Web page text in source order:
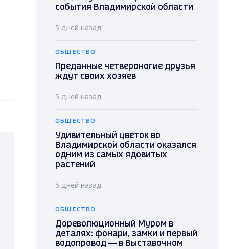
события Владимирской области
5 дней назад
ОБЩЕСТВО
Преданные четвероногие друзья
ждут своих хозяев
5 дней назад
ОБЩЕСТВО
Удивительный цветок во
Владимирской области оказался
одним из самых ядовитых
растений
5 дней назад
ОБЩЕСТВО
Дореволюционный Муром в
деталях: фонари, замки и первый
водопровод — в Выставочном